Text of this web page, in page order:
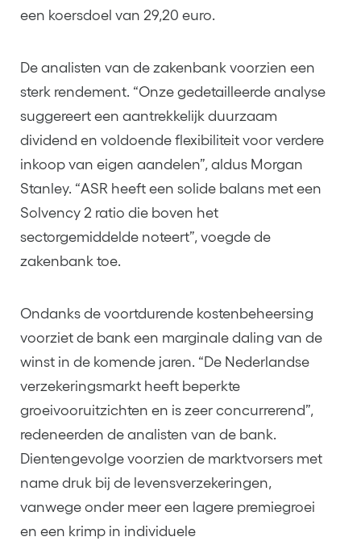
een koersdoel van 29,20 euro.
De analisten van de zakenbank voorzien een
sterk rendement. “Onze gedetailleerde analyse
suggereert een aantrekkelijk duurzaam
dividend en voldoende flexibiliteit voor verdere
inkoop van eigen aandelen”, aldus Morgan
Stanley. “ASR heeft een solide balans met een
Solvency 2 ratio die boven het
sectorgemiddelde noteert”, voegde de
zakenbank toe.
Ondanks de voortdurende kostenbeheersing
voorziet de bank een marginale daling van de
winst in de komende jaren. “De Nederlandse
verzekeringsmarkt heeft beperkte
groeivooruitzichten en is zeer concurrerend”,
redeneerden de analisten van de bank.
Dientengevolge voorzien de marktvorsers met
name druk bij de levensverzekeringen,
vanwege onder meer een lagere premiegroei
en een krimp in individuele